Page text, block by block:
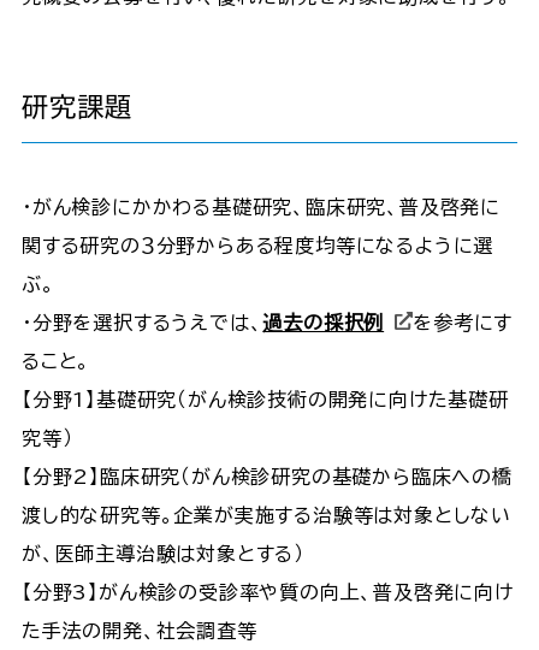
研究課題
・がん検診にかかわる基礎研究、臨床研究、普及啓発に
関する研究の３分野からある程度均等になるように選
ぶ。
・分野を選択するうえでは、過去の採択例
を参考にす
ること。
【分野1】基礎研究（がん検診技術の開発に向けた基礎研
究等）
【分野2】臨床研究（がん検診研究の基礎から臨床への橋
渡し的な研究等。企業が実施する治験等は対象としない
が、医師主導治験は対象とする）
【分野3】がん検診の受診率や質の向上、普及啓発に向け
た手法の開発、社会調査等